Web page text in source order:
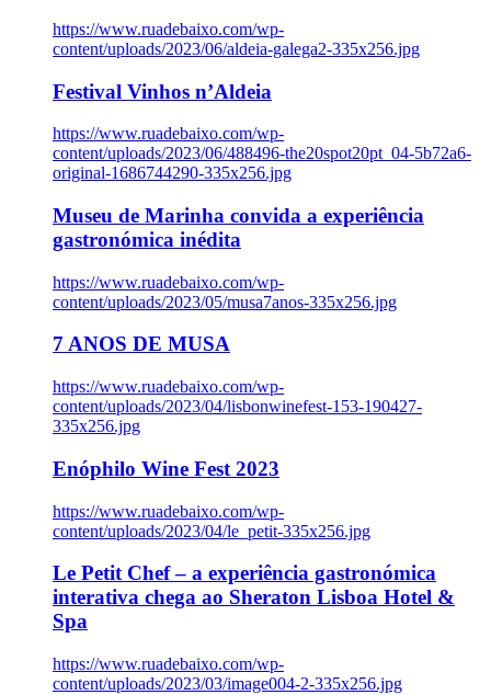
https://www.ruadebaixo.com/wp-
content/uploads/2023/06/aldeia-galega2-335x256.jpg
Festival Vinhos n’Aldeia
https://www.ruadebaixo.com/wp-
content/uploads/2023/06/488496-the20spot20pt_04-5b72a6-
original-1686744290-335x256.jpg
Museu de Marinha convida a experiência
gastronómica inédita
https://www.ruadebaixo.com/wp-
content/uploads/2023/05/musa7anos-335x256.jpg
7 ANOS DE MUSA
https://www.ruadebaixo.com/wp-
content/uploads/2023/04/lisbonwinefest-153-190427-
335x256.jpg
Enóphilo Wine Fest 2023
https://www.ruadebaixo.com/wp-
content/uploads/2023/04/le_petit-335x256.jpg
Le Petit Chef – a experiência gastronómica
interativa chega ao Sheraton Lisboa Hotel &
Spa
https://www.ruadebaixo.com/wp-
content/uploads/2023/03/image004-2-335x256.jpg